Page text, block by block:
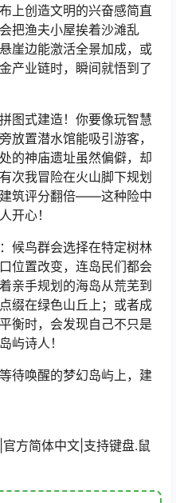
上创造文明的兴奋感简直
把渔夫小屋挨着沙滩乱
崖边能激活全景加成，或
产业链时，瞬间就悟到了
图式建造！你要像玩智慧
放置潜水馆能吸引游客，
的神庙遗址虽然偏僻，却
次我冒险在火山脚下规划
筑评分翻倍——这种险中
开心！
候鸟群会选择在特定树林
位置改变，连岛民们都会
亲手规划的海岛从荒芜到
缀在绿色山丘上；或者成
衡时，会发现自己不只是
屿诗人！
待唤醒的梦幻岛屿上，建
方简体中文|支持键盘.鼠